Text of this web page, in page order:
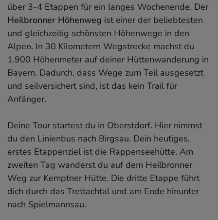
über 3-4 Etappen für ein langes Wochenende. Der
Heilbronner Höhenweg ist einer der beliebtesten
und gleichzeitig schönsten Höhenwege in den
Alpen. In 30 Kilometern Wegstrecke machst du
1.900 Höhenmeter auf deiner Hüttenwanderung in
Bayern. Dadurch, dass Wege zum Teil ausgesetzt
und seilversichert sind, ist das kein Trail für
Anfänger.
Deine Tour startest du in Oberstdorf. Hier nimmst
du den Linienbus nach Birgsau. Dein heutiges,
erstes Etappenziel ist die Rappenseehütte. Am
zweiten Tag wanderst du auf dem Heilbronner
Weg zur Kemptner Hütte. Die dritte Etappe führt
dich durch das Trettachtal und am Ende hinunter
nach Spielmannsau.